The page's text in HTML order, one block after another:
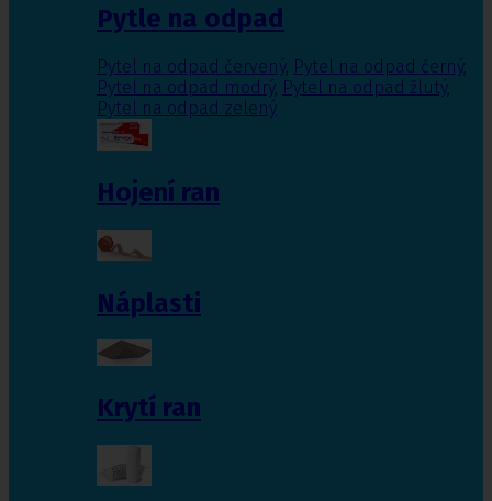
Pytle na odpad
Pytel na odpad červený, Pytel na odpad černý,
Pytel na odpad modrý, Pytel na odpad žlutý,
Pytel na odpad zelený
Hojení ran
Náplasti
Krytí ran